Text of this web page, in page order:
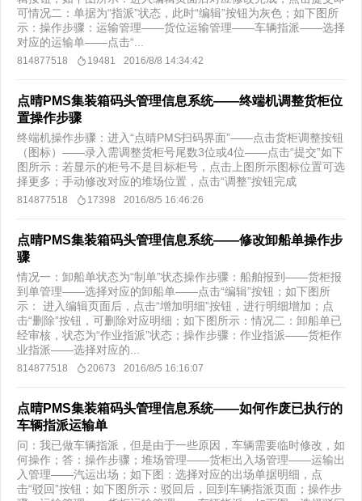
可情况二：单据为“指派”状态，此时“编辑”按钮为灰色；如下图所
示：操作步骤：运输管理——货位运输管理——车辆指派——选择
对应的运输单——点击“...
814877518 19481 2016/8/8 14:34:42
点晴PMS集装箱码头管理信息系统——终端机调整货柜位
置操作步骤
终端机操作步骤：进入“点晴PMS扫码界面”——点击货柜调整按钮
（图标）——录入需调整货柜号尾数3位或4位——点击“提交”如下
图所示：若显示的柜号不是目标柜号，点击上图所示图标位置可选
择更多；手动修改对应的堆场位置，点击“调整”按钮完成
814877518 17398 2016/8/5 16:46:26
点晴PMS集装箱码头管理信息系统——修改卸船单操作步
骤
情况一：卸船单状态为“制单”状态操作步骤：船舶报到——货柜报
到单管理——选择对应的卸船单——点击“编辑”按钮；如下图所
示： 进入编辑页面后，点击“增加明细”按钮，进行明细增加；点
击“删除”按钮，可删除对应明细；如下图所示：情况二：卸船单已
经审核，状态为“作业指派”状态；操作步骤：作业指派——货柜作
业指派——选择对应的...
814877518 20673 2016/8/5 16:16:07
点晴PMS集装箱码头管理信息系统——如何作废已执行的
车辆指派运输单
问：我已做车辆指派，但是由于一些原因，车辆需要临时修改，如
何操作；答：操作步骤；堆场管理——货柜出入场管理——运输出
入管理——汽运出场；如下图：选择对应的出场单据明细，点
击“驳回”按钮；如下图所示：驳回后，回到车辆指派页面；操作步